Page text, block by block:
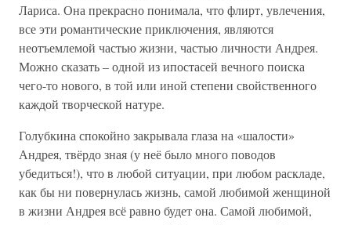
Лариса. Она прекрасно понимала, что флирт, увлечения,
все эти романтические приключения, являются
неотъемлемой частью жизни, частью личности Андрея.
Можно сказать – одной из ипостасей вечного поиска
чего-то нового, в той или иной степени свойственного
каждой творческой натуре.
Голубкина спокойно закрывала глаза на «шалости»
Андрея, твёрдо зная (у неё было много поводов
убедиться!), что в любой ситуации, при любом раскладе,
как бы ни повернулась жизнь, самой любимой женщиной
в жизни Андрея всё равно будет она. Самой любимой,